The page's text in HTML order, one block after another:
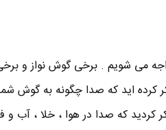
می شویم . برخی گوش نواز و
کرده اید که صدا چگونه به گوش
کردید که صدا در هوا ، خلا ، آب